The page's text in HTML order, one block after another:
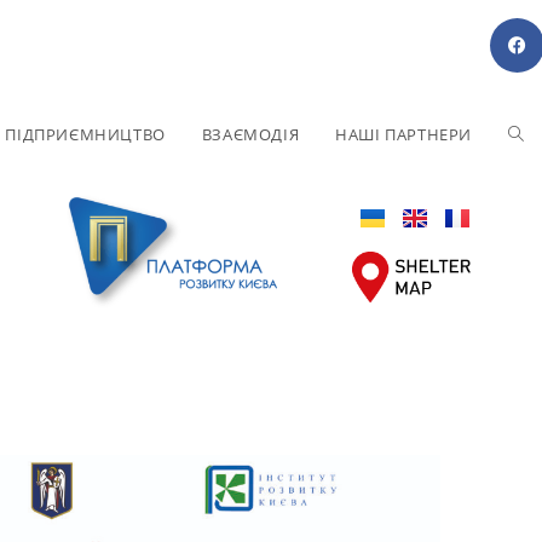
ПІДПРИЄМНИЦТВО ВЗАЄМОДІЯ НАШІ ПАРТНЕРИ